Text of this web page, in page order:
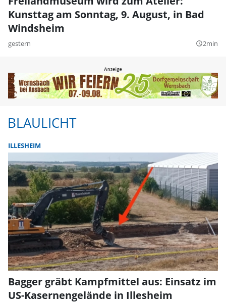
Kunsttag am Sonntag, 9. August, in Bad
Windsheim
gestern query_builder2min
BLAULICHT
ILLESHEIM
Bagger gräbt Kampfmittel aus: Einsatz im
US-Kasernengelände in Illesheim